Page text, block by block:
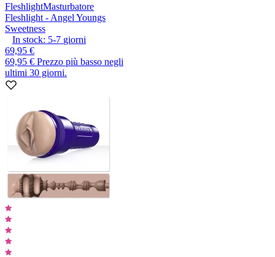
FleshlightMasturbatore
Fleshlight - Angel Youngs
Sweetness
In stock: 5-7 giorni
69,95 €
69,95 € Prezzo più basso negli
ultimi 30 giorni.